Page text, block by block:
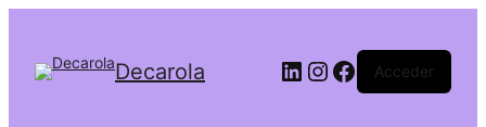
Decarola Acceder